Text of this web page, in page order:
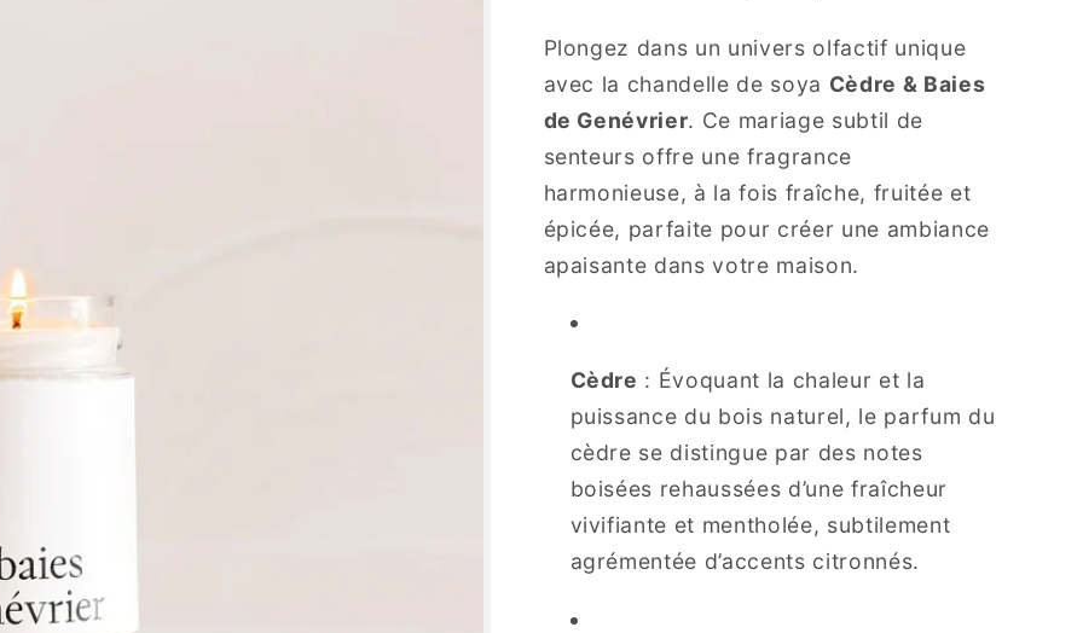
Genévrier Genévrier
Plongez dans un univers olfactif unique
avec la chandelle de soya Cèdre & Baies
de Genévrier. Ce mariage subtil de
senteurs offre une fragrance
harmonieuse, à la fois fraîche, fruitée et
épicée, parfaite pour créer une ambiance
apaisante dans votre maison.
Cèdre : Évoquant la chaleur et la
puissance du bois naturel, le parfum du
cèdre se distingue par des notes
boisées rehaussées d’une fraîcheur
vivifiante et mentholée, subtilement
agrémentée d’accents citronnés.